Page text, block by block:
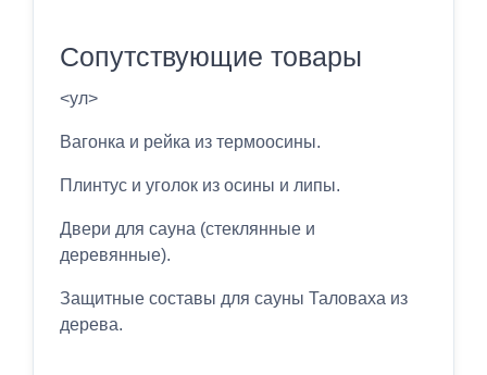
Сопутствующие товары
<ул>
Вагонка и рейка из термоосины.
Плинтус и уголок из осины и липы.
Двери для сауна (стеклянные и
деревянные).
Защитные составы для сауны Таловаха из
дерева.